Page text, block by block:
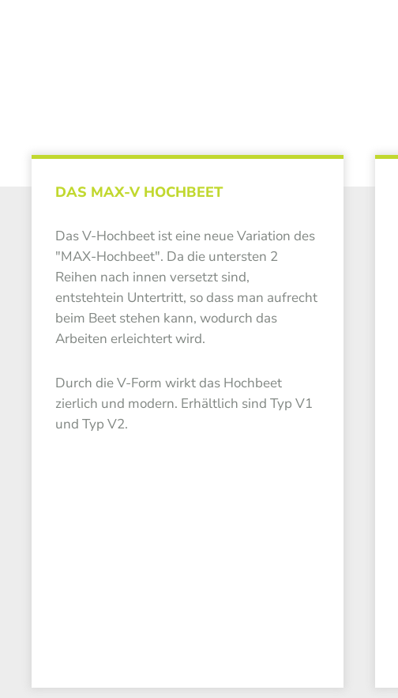
DAS MAX-V HOCHBEET
Das V-Hochbeet ist eine neue Variation des
"MAX-Hochbeet". Da die untersten 2
Reihen nach innen versetzt sind,
entstehtein Untertritt, so dass man aufrecht
beim Beet stehen kann, wodurch das
Arbeiten erleichtert wird.
Durch die V-Form wirkt das Hochbeet
zierlich und modern. Erhältlich sind Typ V1
und Typ V2.